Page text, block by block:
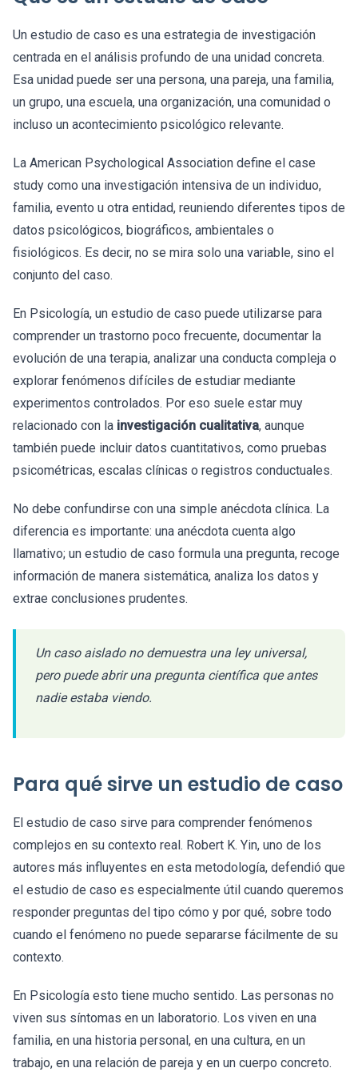
Un estudio de caso es una estrategia de investigación
centrada en el análisis profundo de una unidad concreta.
Esa unidad puede ser una persona, una pareja, una familia,
un grupo, una escuela, una organización, una comunidad o
incluso un acontecimiento psicológico relevante.
La American Psychological Association define el case
study como una investigación intensiva de un individuo,
familia, evento u otra entidad, reuniendo diferentes tipos de
datos psicológicos, biográficos, ambientales o
fisiológicos. Es decir, no se mira solo una variable, sino el
conjunto del caso.
En Psicología, un estudio de caso puede utilizarse para
comprender un trastorno poco frecuente, documentar la
evolución de una terapia, analizar una conducta compleja o
explorar fenómenos difíciles de estudiar mediante
experimentos controlados. Por eso suele estar muy
relacionado con la investigación cualitativa, aunque
también puede incluir datos cuantitativos, como pruebas
psicométricas, escalas clínicas o registros conductuales.
No debe confundirse con una simple anécdota clínica. La
diferencia es importante: una anécdota cuenta algo
llamativo; un estudio de caso formula una pregunta, recoge
información de manera sistemática, analiza los datos y
extrae conclusiones prudentes.
Un caso aislado no demuestra una ley universal,
pero puede abrir una pregunta científica que antes
nadie estaba viendo.
Para qué sirve un estudio de caso
El estudio de caso sirve para comprender fenómenos
complejos en su contexto real. Robert K. Yin, uno de los
autores más influyentes en esta metodología, defendió que
el estudio de caso es especialmente útil cuando queremos
responder preguntas del tipo cómo y por qué, sobre todo
cuando el fenómeno no puede separarse fácilmente de su
contexto.
En Psicología esto tiene mucho sentido. Las personas no
viven sus síntomas en un laboratorio. Los viven en una
familia, en una historia personal, en una cultura, en un
trabajo, en una relación de pareja y en un cuerpo concreto.